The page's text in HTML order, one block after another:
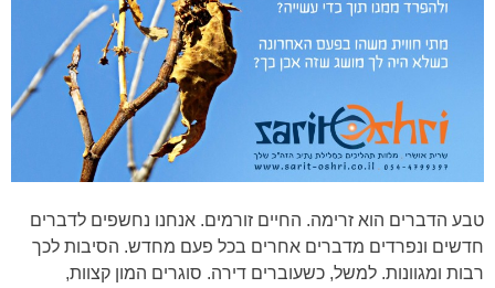
טבע הדברים הוא זרימה. החיים זורמים. אנחנו נחשפים לדברים
חדשים ונפרדים מדברים אחרים בכל פעם מחדש. הסיבות לכך
רבות ומגוונות. למשל, כשעוברים דירה. סוגרים המון קצוות,